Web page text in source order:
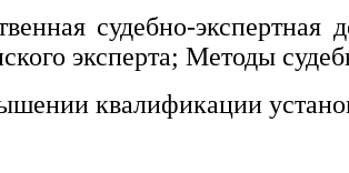
судебно-
эксперта; Методы
квалификации